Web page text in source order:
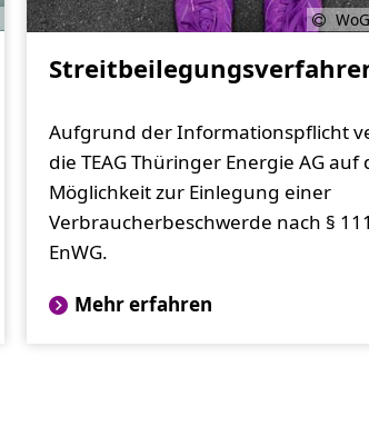
Aufgrund der Informationspflicht
die TEAG Thüringer Energie AG auf
Möglichkeit zur Einlegung einer
Verbraucherbeschwerde nach §
EnWG.
Mehr erfahren